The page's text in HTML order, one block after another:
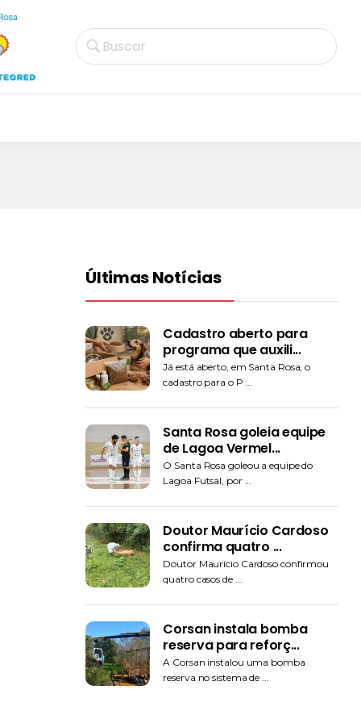
Buscar
Últimas Notícias
Cadastro aberto para
programa que auxili...
Já está aberto, em Santa Rosa, o
cadastro para o P ...
Santa Rosa goleia equipe
de Lagoa Vermel...
O Santa Rosa goleou a equipe do
Lagoa Futsal, por ...
Doutor Maurício Cardoso
confirma quatro ...
Doutor Maurício Cardoso confirmou
quatro casos de ...
Corsan instala bomba
reserva para reforç...
A Corsan instalou uma bomba
reserva no sistema de ...